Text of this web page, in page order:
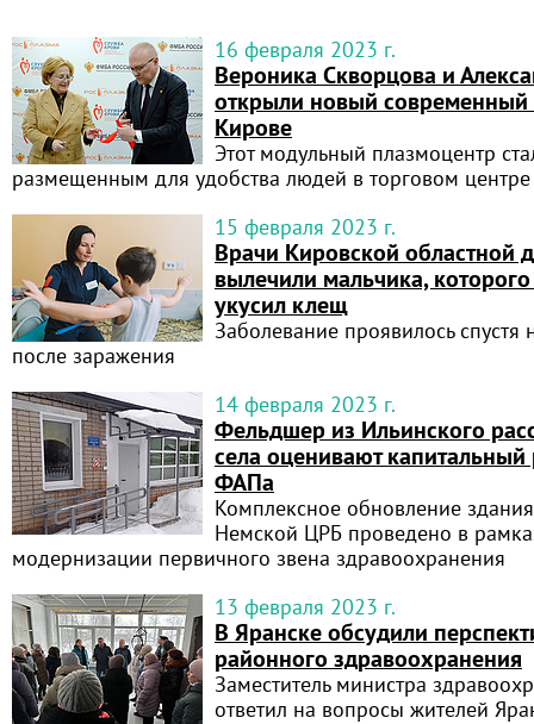
16 февраля 2023 г.
Вероника Скворцова и
открыли новый современный
Кирове
Этот модульный плазмоцентр
размещенным для удобства людей в торговом центре
15 февраля 2023 г.
Врачи Кировской областной
вылечили мальчика,
укусил клещ
Заболевание проявилось спустя
после заражения
14 февраля 2023 г.
Фельдшер из Ильинского
села оценивают капитальный
ФАПа
Комплексное обновление
Немской ЦРБ проведено в
модернизации первичного звена здравоохранения
13 февраля 2023 г.
В Яранске обсудили
районного здравоохранения
Заместитель министра
ответил на вопросы жителей